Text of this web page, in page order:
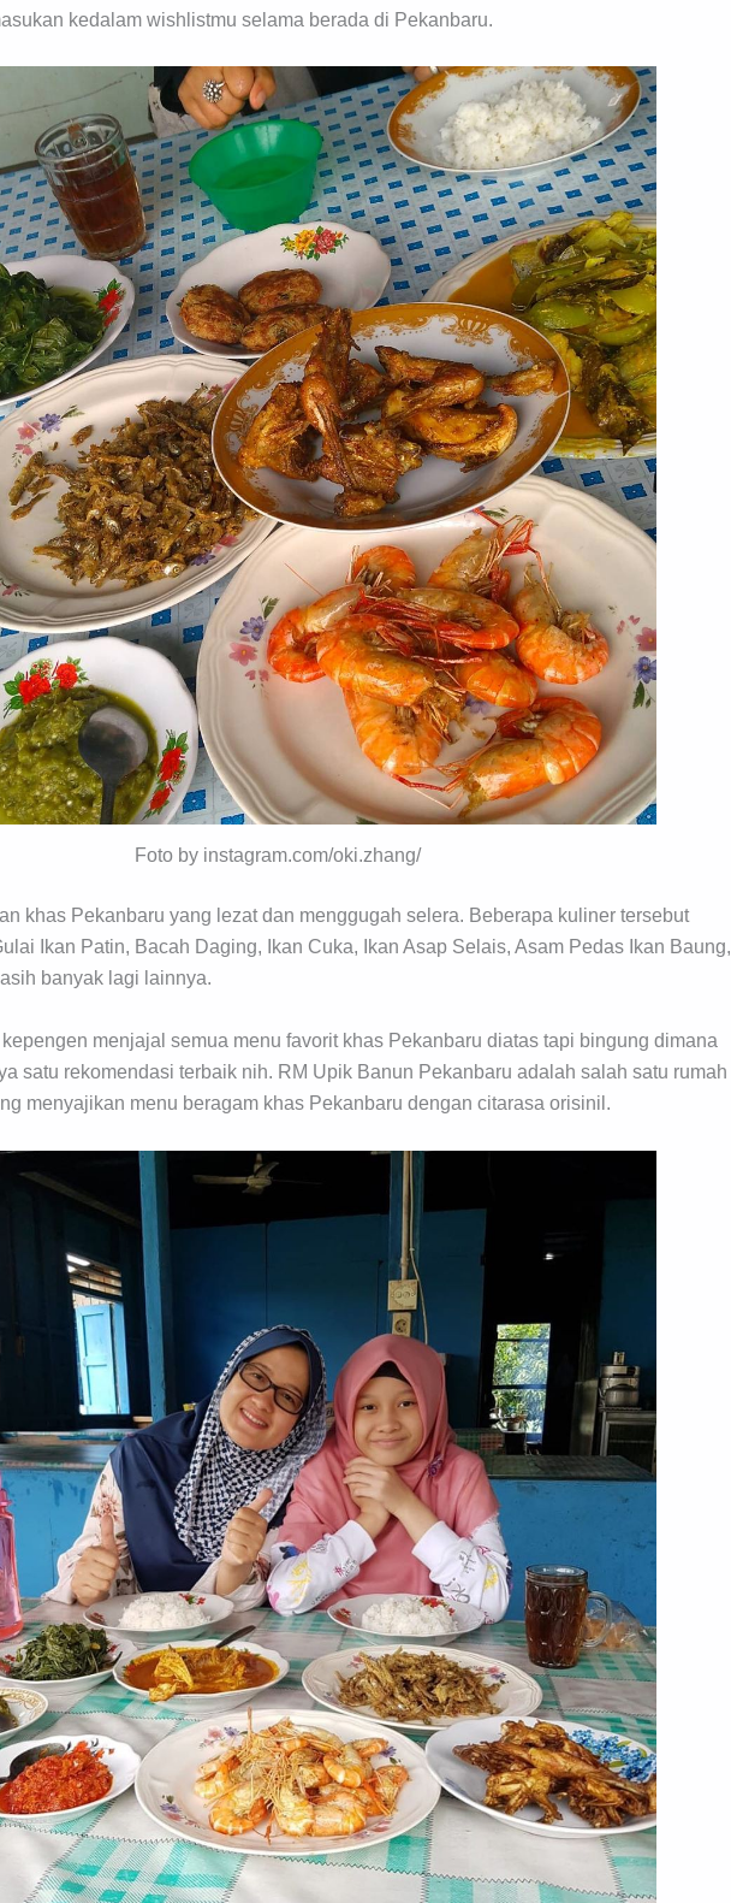
kedalam wishlistmu selama berada di Pekanbaru.
Foto by instagram.com/oki.zhang/
khas Pekanbaru yang lezat dan menggugah selera. Beberapa kuliner tersebut
Ikan Patin, Bacah Daging, Ikan Cuka, Ikan Asap Selais, Asam Pedas Ikan Baung,
banyak lagi lainnya.
menjajal semua menu favorit khas Pekanbaru diatas tapi bingung dimana
satu rekomendasi terbaik nih. RM Upik Banun Pekanbaru adalah salah satu rumah
menyajikan menu beragam khas Pekanbaru dengan citarasa orisinil.